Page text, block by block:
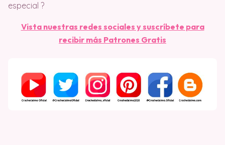
especial ?
Vista nuestras redes sociales y suscríbete para
recibir más Patrones Gratis